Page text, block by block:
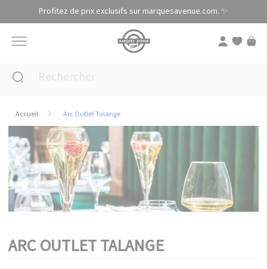
Profitez de prix exclusifs sur marquesavenue.com. ✨
Accueil Arc Outlet Talange
ARC OUTLET TALANGE
Panneau de gestion des cookies